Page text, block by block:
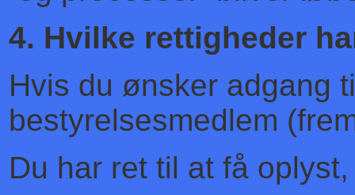
4. Hvilke rettigheder
Hvis du ønsker adgang
bestyrelsesmedlem
Du har ret til at få